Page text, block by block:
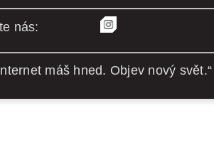
nás:
máš hned. Objev nový svět.“